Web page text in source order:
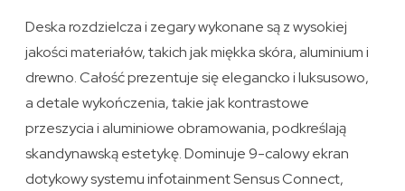
Deska rozdzielcza i zegary wykonane są z wysokiej
jakości materiałów, takich jak miękka skóra, aluminium i
drewno. Całość prezentuje się elegancko i luksusowo,
a detale wykończenia, takie jak kontrastowe
przeszycia i aluminiowe obramowania, podkreślają
skandynawską estetykę. Dominuje 9-calowy ekran
dotykowy systemu infotainment Sensus Connect,